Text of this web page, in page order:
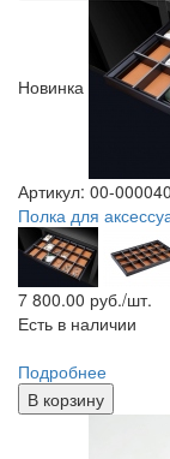
Новинка
Артикул: 00-
Полка для
7 800.00 руб./шт.
Есть в наличии
Подробнее
В корзину